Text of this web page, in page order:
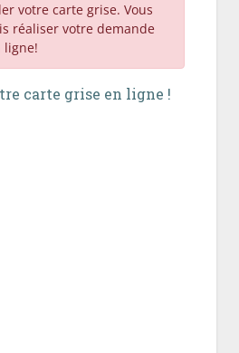
votre carte grise. Vous
réaliser votre demande
ligne!
carte grise en ligne !